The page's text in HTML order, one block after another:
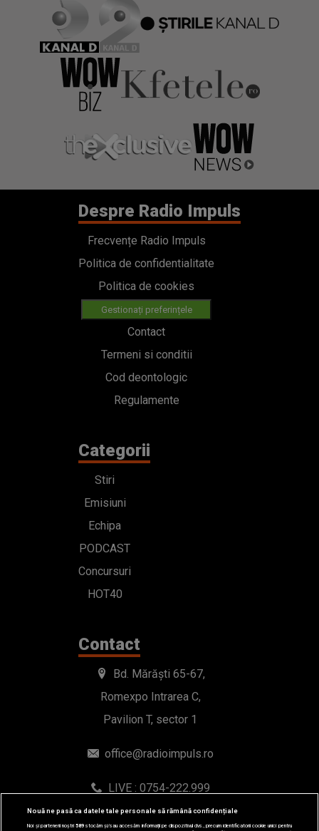
Despre Radio Impuls
Frecvențe Radio Impuls
Politica de confidentialitate
Politica de cookies
Gestionați preferințele
Contact
Termeni si conditii
Cod deontologic
Regulamente
Categorii
Stiri
Emisiuni
Echipa
PODCAST
Concursuri
HOT40
Contact
Bd. Mărăști 65-67,
Romexpo Intrarea C,
Pavilion T, sector 1
office@radioimpuls.ro
LIVE : 0754-222.999
WhatsApp: 0754-222.999
Nouă ne pasă ca datele tale personale să rămână confidențiale
Noi și partenerii noștri589stocăm și/sau accesăm informații pe dispozitivul dvs., precum identificatorii cookie unici pentru